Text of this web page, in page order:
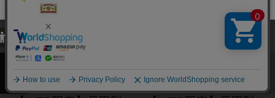
当サイトでは、当サイト内における閲覧履歴・属性情報などの取得およ
び利便性向上のためにクッキー（Cookie）を使用いたします。詳細に
関しては「プライバシーポリシー
承諾する